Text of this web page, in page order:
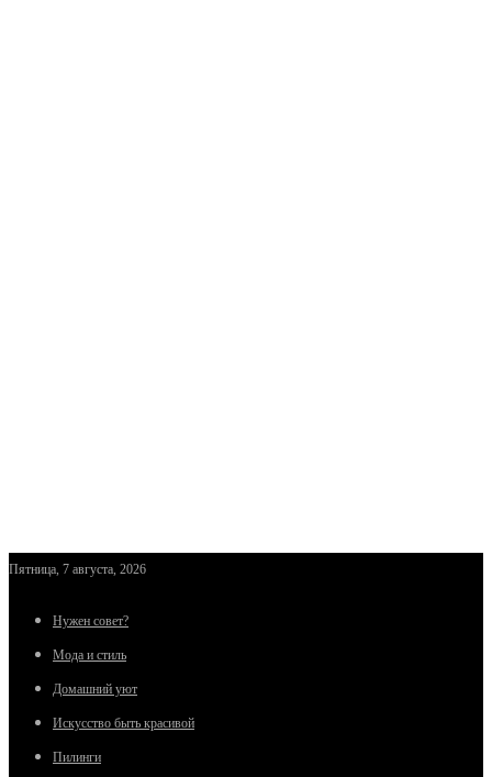
Пятница, 7 августа, 2026
Нужен совет?
Мода и стиль
Домашний уют
Искусство быть красивой
Пилинги